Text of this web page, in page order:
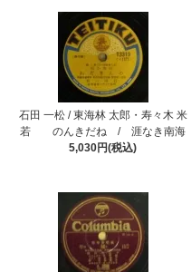
石田 一松 / 東海林 太郎・寿々木 米
若 のんきだね / 涯なき南海
5,030円(税込)